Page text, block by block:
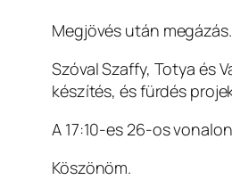
Megjövés után
Szóval Szaffy, Totya és
készítés, és fürdés
A 17:10-es 26-os
Köszönöm.